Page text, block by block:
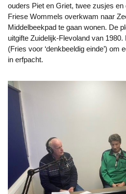
ouders Piet en Griet, twee zusjes en
Friese Wommels overkwam naar
Middelbeekpad te gaan wonen. De
uitgifte Zuidelijk-Flevoland van 1980.
(Fries voor ‘denkbeeldig einde’) om
in erfpacht.